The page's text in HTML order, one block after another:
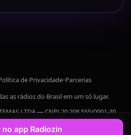
de Privacidade•Parcerias
as rádios do Brasil em um só lugar.
LTDA — CNPJ 20.208.555/0001-30
app Radiozin